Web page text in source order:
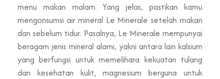
menu makan malam. Yang jelas, pastikan kamu
mengonsumsi air mineral Le Minerale setelah makan
dan sebelum tidur. Pasalnya, Le Minerale mempunyai
beragam jenis mineral alami, yakni antara lain kalsium
yang berfungsi untuk memelihara kekuatan tulang
dan kesehatan kulit, magnesium berguna untuk